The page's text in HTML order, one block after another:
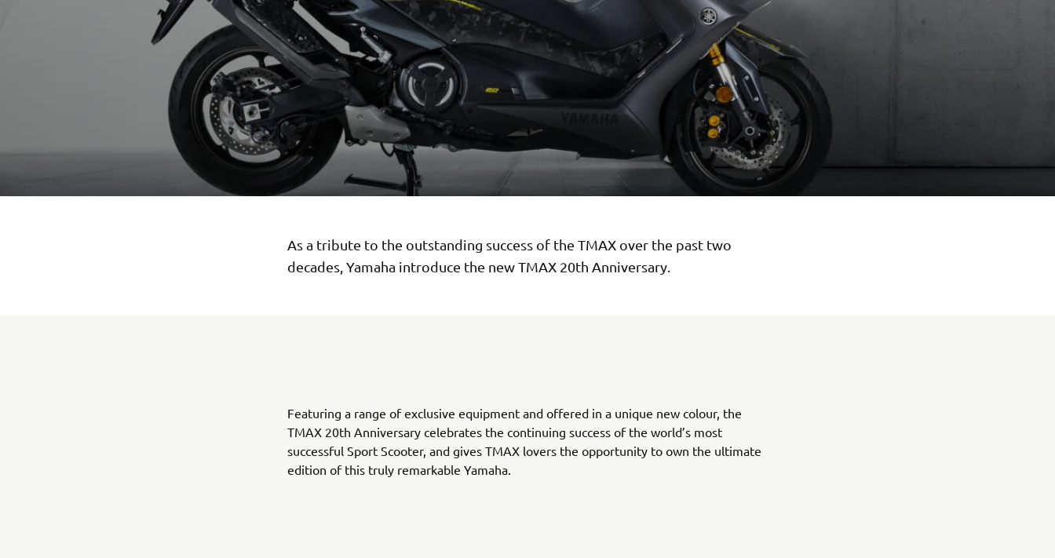
As a tribute to the outstanding success of the TMAX over the past two
decades, Yamaha introduce the new TMAX 20th Anniversary.
Featuring a range of exclusive equipment and offered in a unique new colour, the
TMAX 20th Anniversary celebrates the continuing success of the world’s most
successful Sport Scooter, and gives TMAX lovers the opportunity to own the ultimate
edition of this truly remarkable Yamaha.